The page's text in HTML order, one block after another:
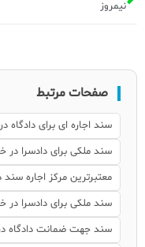
نیمروز
صفحات مرتبط
سند اجاره ای برای دادگاه
سند ملکی برای دادسرا در
معتبرترین مرکز اجاره سند
سند ملکی برای دادسرا در
سند جهت ضمانت دادگاه